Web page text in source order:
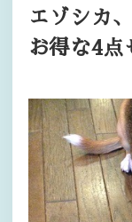
エゾシカ
お得な4点